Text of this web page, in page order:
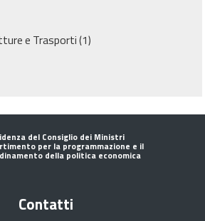
e Trasporti(1)
del Consiglio dei Ministri
per la programmazione e il
della politica economica
Contatti